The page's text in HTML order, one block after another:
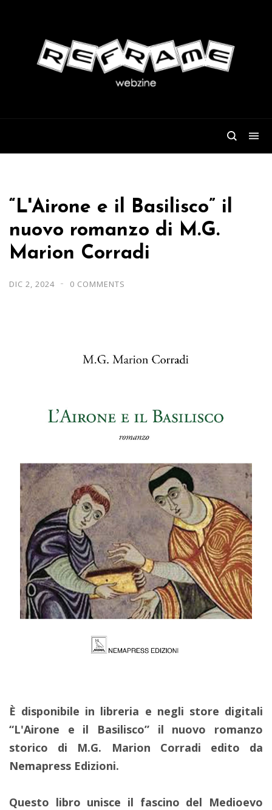
“L'Airone e il Basilisco” il
nuovo romanzo di M.G.
Marion Corradi
DIC 2, 2024 0 COMMENTS
È disponibile in libreria e negli store digitali
“L'Airone e il Basilisco” il nuovo romanzo
storico di M.G. Marion Corradi edito da
Nemapress Edizioni.
Questo libro unisce il fascino del Medioevo